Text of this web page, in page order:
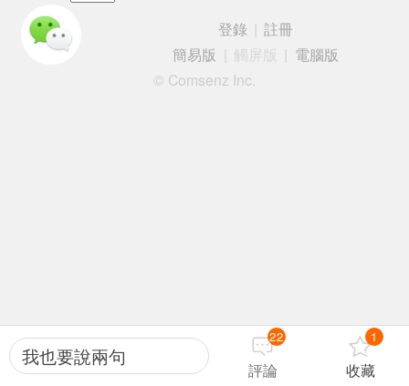
我也要說兩句
22
評論
1
收藏
登錄
註冊
簡易版
觸屏版
電腦版
© Comsenz Inc.